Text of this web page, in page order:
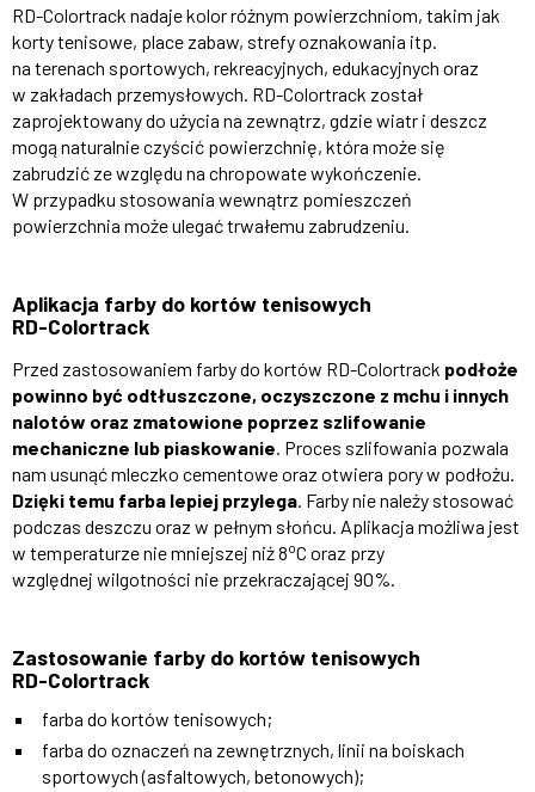
RD-Colortrack nadaje kolor różnym powierzchniom, takim jak
korty tenisowe, place zabaw, strefy oznakowania itp.
na terenach sportowych, rekreacyjnych, edukacyjnych oraz
w zakładach przemysłowych. RD-Colortrack został
zaprojektowany do użycia na zewnątrz, gdzie wiatr i deszcz
mogą naturalnie czyścić powierzchnię, która może się
zabrudzić ze względu na chropowate wykończenie.
W przypadku stosowania wewnątrz pomieszczeń
powierzchnia może ulegać trwałemu zabrudzeniu.
Aplikacja farby do kortów tenisowych
RD-Colortrack
Przed zastosowaniem farby do kortów RD-Colortrack podłoże
powinno być odtłuszczone, oczyszczone z mchu i innych
nalotów oraz zmatowione poprzez szlifowanie
mechaniczne lub piaskowanie . Proces szlifowania pozwala
nam usunąć mleczko cementowe oraz otwiera pory w podłożu.
Dzięki temu farba lepiej przylega . Farby nie należy stosować
podczas deszczu oraz w pełnym słońcu. Aplikacja możliwa jest
w temperaturze nie mniejszej niż 8oC oraz przy
względnej wilgotności nie przekraczającej 90%.
Zastosowanie farby do kortów tenisowych
RD-Colortrack
farba do kortów tenisowych;
farba do oznaczeń na zewnętrznych, linii na boiskach
sportowych (asfaltowych, betonowych);